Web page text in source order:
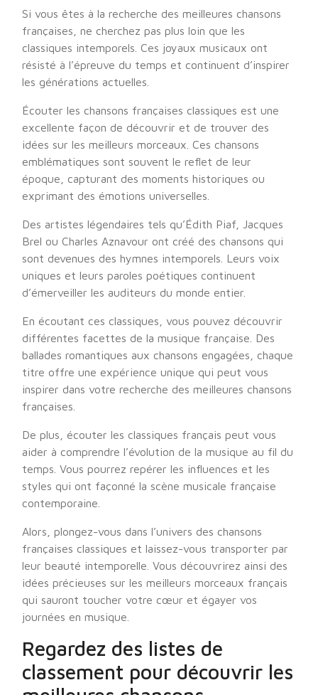
Si vous êtes à la recherche des meilleures chansons
françaises, ne cherchez pas plus loin que les
classiques intemporels. Ces joyaux musicaux ont
résisté à l’épreuve du temps et continuent d’inspirer
les générations actuelles.
Écouter les chansons françaises classiques est une
excellente façon de découvrir et de trouver des
idées sur les meilleurs morceaux. Ces chansons
emblématiques sont souvent le reflet de leur
époque, capturant des moments historiques ou
exprimant des émotions universelles.
Des artistes légendaires tels qu’Édith Piaf, Jacques
Brel ou Charles Aznavour ont créé des chansons qui
sont devenues des hymnes intemporels. Leurs voix
uniques et leurs paroles poétiques continuent
d’émerveiller les auditeurs du monde entier.
En écoutant ces classiques, vous pouvez découvrir
différentes facettes de la musique française. Des
ballades romantiques aux chansons engagées, chaque
titre offre une expérience unique qui peut vous
inspirer dans votre recherche des meilleures chansons
françaises.
De plus, écouter les classiques français peut vous
aider à comprendre l’évolution de la musique au fil du
temps. Vous pourrez repérer les influences et les
styles qui ont façonné la scène musicale française
contemporaine.
Alors, plongez-vous dans l’univers des chansons
françaises classiques et laissez-vous transporter par
leur beauté intemporelle. Vous découvrirez ainsi des
idées précieuses sur les meilleurs morceaux français
qui sauront toucher votre cœur et égayer vos
journées en musique.
Regardez des listes de
classement pour découvrir les